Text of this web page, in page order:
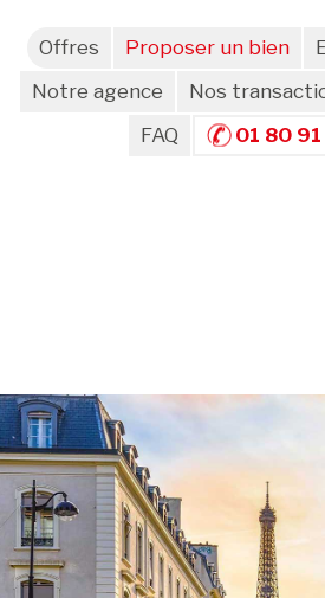
Offres Proposer un bien
Notre agence
Nos
FAQ
01 80